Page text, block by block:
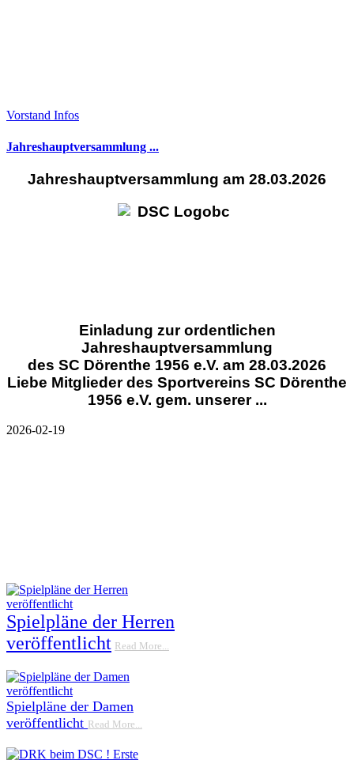
Vorstand Infos
Jahreshauptversammlung ...
Jahreshauptversammlung am 28.03.2026
Einladung zur ordentlichen
Jahreshauptversammlung
des SC Dörenthe 1956 e.V. am 28.03.2026
Liebe Mitglieder des Sportvereins SC Dörenthe
1956 e.V. gem. unserer ...
2026-02-19
Spielpläne der Herren
veröffentlicht Read More...
Spielpläne der Damen
veröffentlicht Read More...